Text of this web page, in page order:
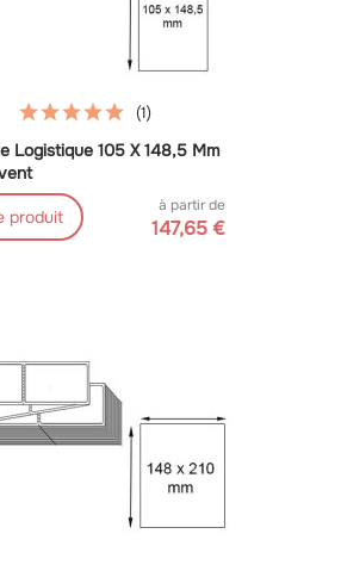
Logistique 105 X 148,5 Mm
produit
à partir de
147,65 €
(1)